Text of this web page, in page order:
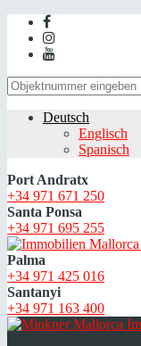
Deutsch
Englisch
Spanisch
Port Andratx
+34 971 671 250
Santa Ponsa
+34 971 695 255
Palma
+34 971 425 016
Santanyi
+34 971 163 400